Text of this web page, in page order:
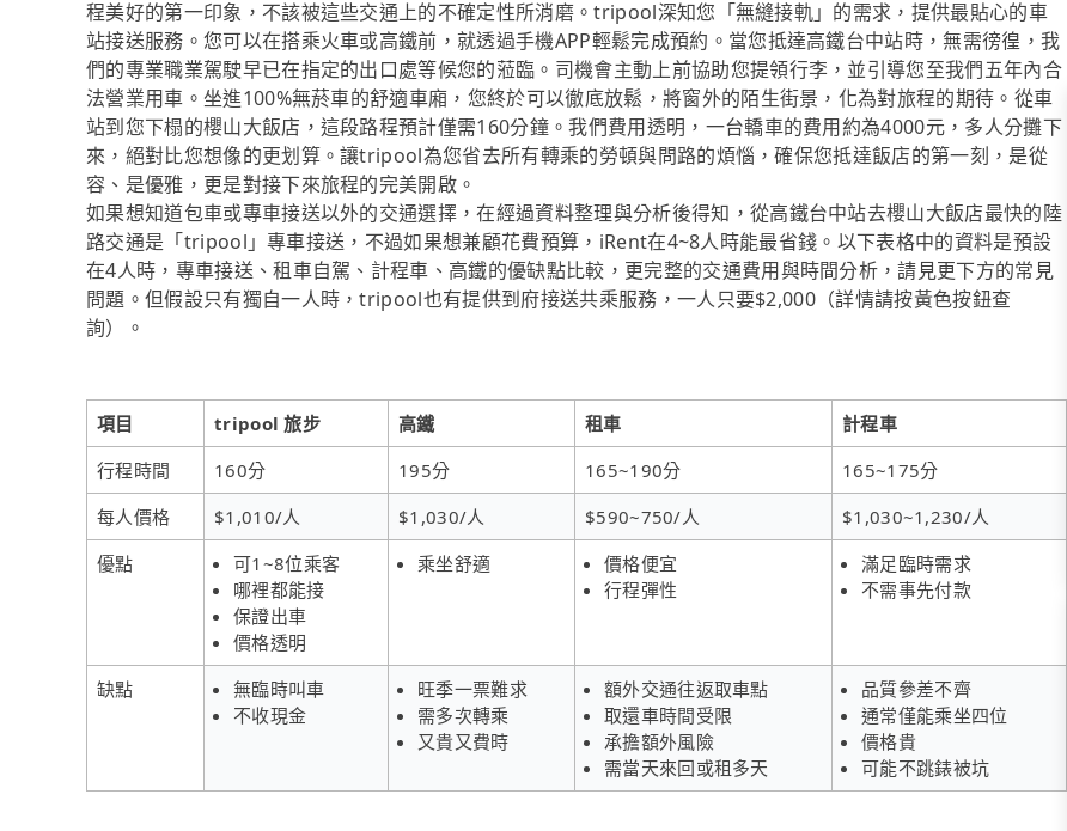
程美好的第一印象，不該被這些交通上的不確定性所消磨。tripool深知您「無縫接軌」的需求，提供最貼心的車
站接送服務。您可以在搭乘火車或高鐵前，就透過手機APP輕鬆完成預約。當您抵達高鐵台中站時，無需徬徨，我
們的專業職業駕駛早已在指定的出口處等候您的蒞臨。司機會主動上前協助您提領行李，並引導您至我們五年內合
法營業用車。坐進100%無菸車的舒適車廂，您終於可以徹底放鬆，將窗外的陌生街景，化為對旅程的期待。從車
站到您下榻的櫻山大飯店，這段路程預計僅需160分鐘。我們費用透明，一台轎車的費用約為4000元，多人分攤下
來，絕對比您想像的更划算。讓tripool為您省去所有轉乘的勞頓與問路的煩惱，確保您抵達飯店的第一刻，是從
容、是優雅，更是對接下來旅程的完美開啟。
如果想知道包車或專車接送以外的交通選擇，在經過資料整理與分析後得知，從高鐵台中站去櫻山大飯店最快的陸
路交通是「tripool」專車接送，不過如果想兼顧花費預算，iRent在4~8人時能最省錢。以下表格中的資料是預設
在4人時，專車接送、租車自駕、計程車、高鐵的優缺點比較，更完整的交通費用與時間分析，請見更下方的常見
問題。但假設只有獨自一人時，tripool也有提供到府接送共乘服務，一人只要$2,000（詳情請按黃色按鈕查
詢）。
項目 tripool 旅步 高鐵 租車
計程車
行程時間
160分 195分 165~190分
165~175分
每人價格
$1,010/人 $1,030/人 $590~750/人
$1,030~1,230/人
優點
可1~8位乘客
哪裡都能接
保證出車
價格透明
乘坐舒適
價格便宜
行程彈性
滿足臨時需求
不需事先付款
缺點
無臨時叫車
不收現金
旺季一票難求
需多次轉乘
又貴又費時
額外交通往返取車點
取還車時間受限
承擔額外風險
需當天來回或租多天
品質參差不齊
通常僅能乘坐四位
價格貴
可能不跳錶被坑